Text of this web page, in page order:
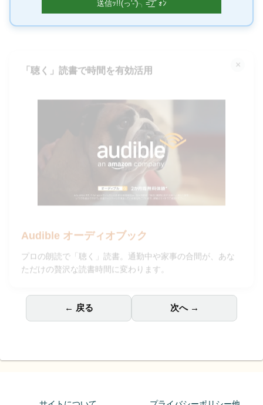
×
「聴く」読書で時間を有効活用
Audible オーディオブック
プロの朗読で「聴く」読書。通勤中や家事の合間が、あな
ただけの贅沢な読書時間に変わります。
← 戻る 次へ →